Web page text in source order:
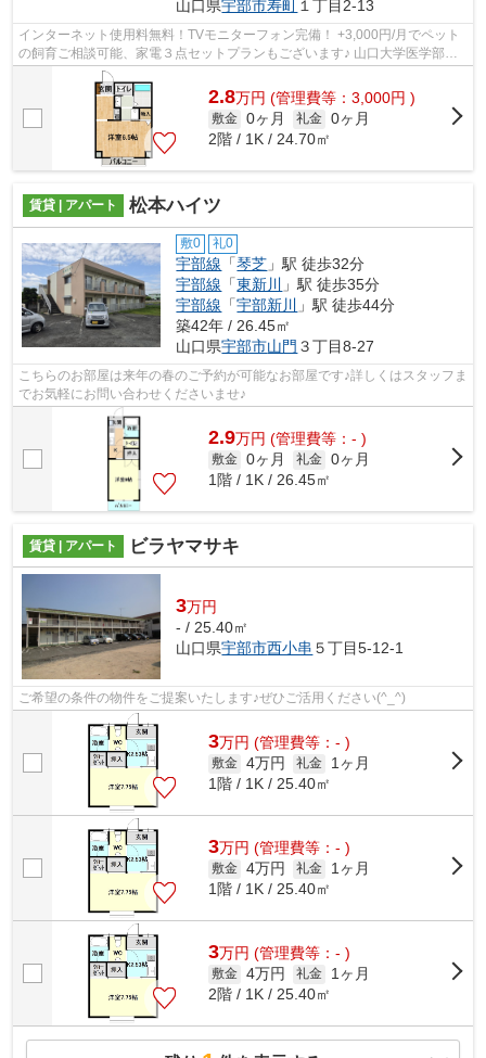
山口県宇部市寿町 １丁目2-13
インターネット使用料無料！TVモニターフォン完備！ +3,000円/月でペット
の飼育ご相談可能、家電３点セットプランもございます♪ 山口大学医学部ま
で徒歩圏内☆鉄筋コンクリート造のマン...
2.8万円 (管理費等：3,000円 )
敷金 0ヶ月 礼金 0ヶ月
2階 / 1K / 24.70㎡
賃貸 | アパート 松本ハイツ
敷0 礼0
宇部線 「琴芝 」駅 徒歩32分
宇部線 「東新川
」駅 徒歩35分
宇部線 「宇部新川
」駅 徒歩44分
築42年 / 26.45㎡
山口県宇部市山門 ３丁目8-27
こちらのお部屋は来年の春のご予約が可能なお部屋です♪詳しくはスタッフま
でお気軽にお問い合わせくださいませ♪
2.9万円 (管理費等：- )
敷金 0ヶ月 礼金 0ヶ月
1階 / 1K / 26.45㎡
賃貸 | アパート ビラヤマサキ
3万円
- / 25.40㎡
山口県宇部市西小串 ５丁目5-12-1
ご希望の条件の物件をご提案いたします♪ぜひご活用ください(^_^)
3万円 (管理費等：- )
敷金 4万円 礼金
1ヶ月
1階 / 1K / 25.40㎡
3万円 (管理費等：- )
敷金 4万円 礼金
1ヶ月
1階 / 1K / 25.40㎡
3万円 (管理費等：- )
敷金 4万円 礼金
1ヶ月
2階 / 1K / 25.40㎡